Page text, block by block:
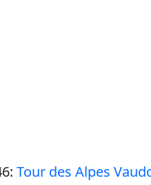
Tour des Alpes